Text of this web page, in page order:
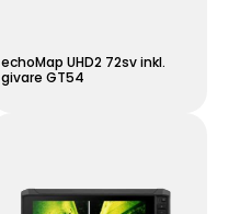
echoMap UHD2 72sv inkl.
givare GT54